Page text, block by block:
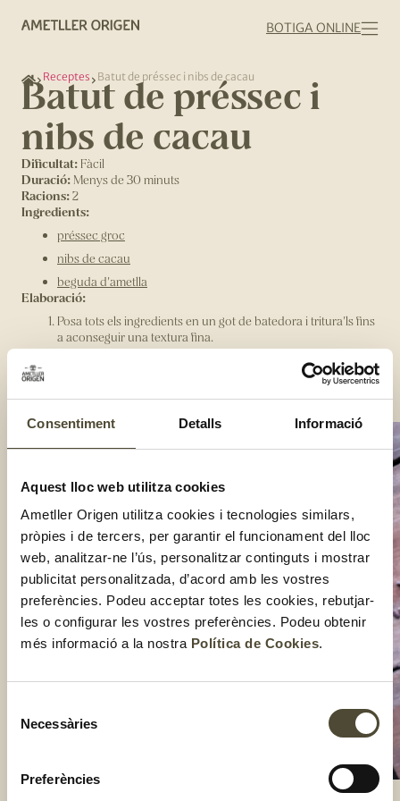
Consentiment Detalls Informació
Aquest lloc web utilitza cookies
Ametller Origen utilitza cookies i tecnologies similars,
pròpies i de tercers, per garantir el funcionament del lloc
web, analitzar-ne l’ús, personalitzar continguts i mostrar
publicitat personalitzada, d’acord amb les vostres
preferències. Podeu acceptar totes les cookies, rebutjar-
les o configurar les vostres preferències. Podeu obtenir
més informació a la nostra Política de Cookies.
Necessàries
Preferències
BOTIGA ONLINE
Receptes Batut de préssec i nibs de cacau
Batut de préssec i
nibs de cacau
Dificultat: Fàcil
Duració: Menys de 30 minuts
Racions:2
Ingredients:
préssec groc
nibs de cacau
beguda d'ametlla
Elaboració:
Posa tots els ingredients en un got de batedora i tritura'ls fins
a aconseguir una textura fina.
Posa-ho en un got que t'agradi i decora el batut amb nibs de